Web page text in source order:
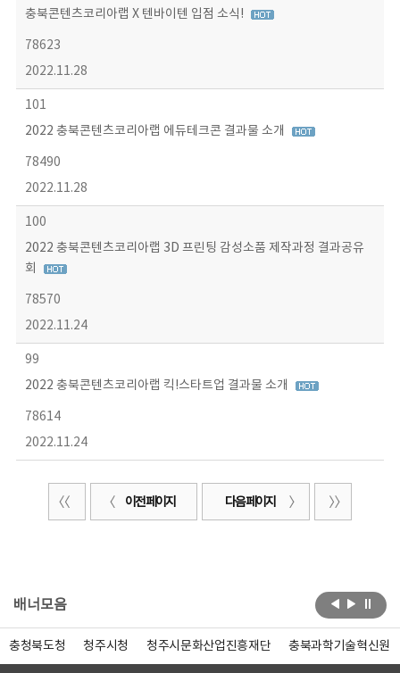
충북콘텐츠코리아랩 X 텐바이텐 입점 소식!
78623
2022.11.28
101
2022 충북콘텐츠코리아랩 에듀테크콘 결과물 소개
78490
2022.11.28
100
2022 충북콘텐츠코리아랩 3D 프린팅 감성소품 제작과정 결과공유
회
78570
2022.11.24
99
2022 충북콘텐츠코리아랩 킥!스타트업 결과물 소개
78614
2022.11.24
이전 페이지 다음 페이지
배너모음
충청북도청 청주시청 청주시문화산업진흥재단 충북과학기술혁신원